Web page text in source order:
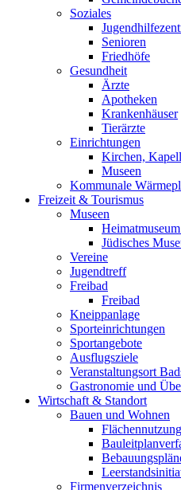
Soziales
Senioren
Friedhöfe
Gesundheit
Ärzte
Apotheken
Krankenhäuser
Tierärzte
Einrichtungen
Kirchen,
Museen
Kommunale
Freizeit & Tourismus
Museen
Jüdisches
Vereine
Jugendtreff
Freibad
Freibad
Kneippanlage
Sporteinrichtungen
Sportangebote
Ausflugsziele
Veranstaltungsort
Gastronomie und
Wirtschaft & Standort
Bauen und Wohnen
Firmenverzeichnis